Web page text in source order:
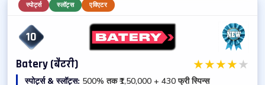
स्पोर्ट्स स्लॉट्स एविएटर
10
Batery (बैटरी) ★★★★★
स्पोर्ट्स & स्लॉट्स: 500% तक ₹1,50,000 + 430 फ्री स्पिन्स